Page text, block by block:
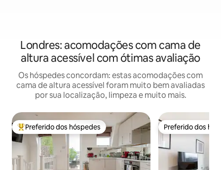
Londres: acomodações com cama de
altura acessível com ótimas avaliação
Os hóspedes concordam: estas acomodações com
cama de altura acessível foram muito bem avaliadas
por sua localização, limpeza e muito mais.
Entre os melhores preferidos dos hóspedes
Preferido dos hóspedes Preferido dos
Preferido dos